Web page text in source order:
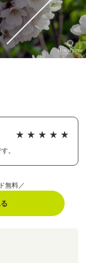
。
無料／